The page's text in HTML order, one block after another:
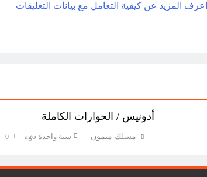
اعرف المزيد عن كيفية التعامل مع بيانات التعليقات
أدونيس / الحوارات الكاملة
مسلك ميمون سنة واحدة ago 0